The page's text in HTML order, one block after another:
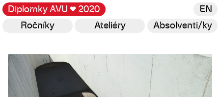
Diplomky AVU ♥ 2020
EN
Ročníky
Ateliéry Absolventi/ky